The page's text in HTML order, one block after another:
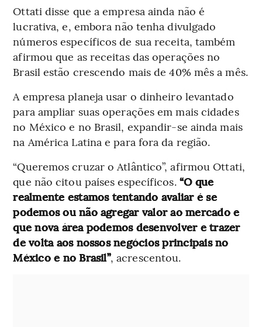
Ottati disse que a empresa ainda não é
lucrativa, e, embora não tenha divulgado
números específicos de sua receita, também
afirmou que as receitas das operações no
Brasil estão crescendo mais de 40% mês a mês.
A empresa planeja usar o dinheiro levantado
para ampliar suas operações em mais cidades
no México e no Brasil, expandir-se ainda mais
na América Latina e para fora da região.
“Queremos cruzar o Atlântico”, afirmou Ottati,
que não citou países específicos. “O que
realmente estamos tentando avaliar é se
podemos ou não agregar valor ao mercado e
que nova área podemos desenvolver e trazer
de volta aos nossos negócios principais no
México e no Brasil”, acrescentou.